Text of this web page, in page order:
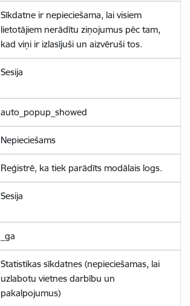
Sīkdatne ir nepieciešama, lai visiem
lietotājiem nerādītu ziņojumus pēc tam,
kad viņi ir izlasījuši un aizvēruši tos.
Sesija
auto_popup_showed
Nepieciešams
Reģistrē, ka tiek parādīts modālais logs.
Sesija
_ga
Statistikas sīkdatnes (nepieciešamas, lai
uzlabotu vietnes darbību un
pakalpojumus)